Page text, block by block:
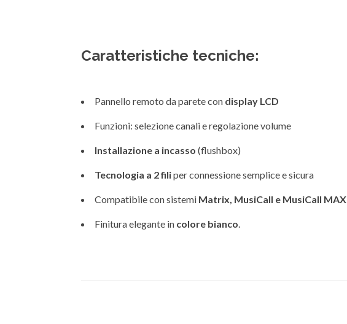
Caratteristiche tecniche:
Pannello remoto da parete con display LCD
Funzioni: selezione canali e regolazione volume
Installazione a incasso (flushbox)
Tecnologia a 2 filiper connessione semplice e sicura
Compatibile con sistemi Matrix, MusiCall e MusiCall MAX
Finitura elegante in colore bianco.